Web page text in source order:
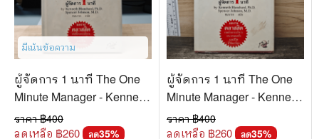
มีเน้นข้อความ
ผู้จัดการ 1 นาที The One
Minute Manager - Kenneth
Blanchard, Ph.D., Spencer
Johnson, M.D.
ราคา ฿400
ลดเหลือ ฿260 ลด35%
ผู้จัดการ 1 นาที The One
Minute Manager - Kenneth
Blanchard, Ph.D., Spencer
Johnson, M.D.
ราคา ฿400
ลดเหลือ ฿260 ลด35%